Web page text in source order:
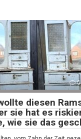
0
diesen
sie hat es
wie sie das